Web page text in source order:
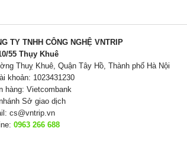
TY TNHH CÔNG NGHỆ VNTRIP
55 Thụy Khuê
Thuỵ Khuê, Quận Tây Hồ, Thành phố Hà Nội
khoản: 1023431230
hàng: Vietcombank
Sở giao dịch
cs@vntrip.vn
0963 266 688